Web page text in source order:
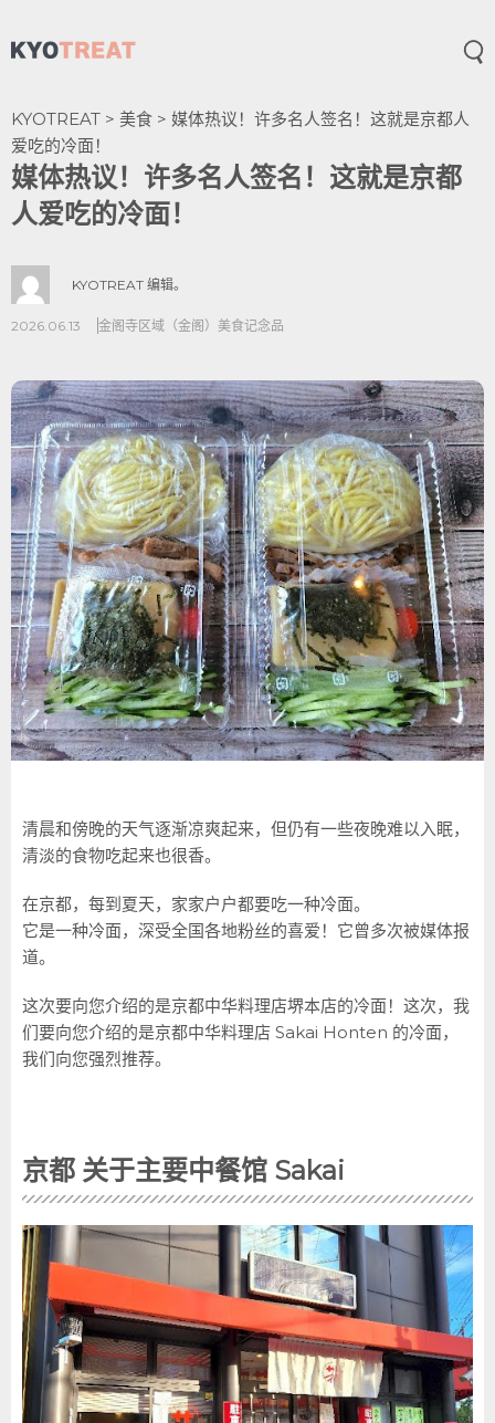
打
KYOTREAT > 美食 > 媒体热议！许多名人签名！这就是京都人
爱吃的冷面！
媒体热议！许多名人签名！这就是京都
人爱吃的冷面！
KYOTREAT 编辑。
2026.06.13 金阁寺区域（金阁） 美食记念品
清晨和傍晚的天气逐渐凉爽起来，但仍有一些夜晚难以入眠，
清淡的食物吃起来也很香。
在京都，每到夏天，家家户户都要吃一种冷面。
它是一种冷面，深受全国各地粉丝的喜爱！它曾多次被媒体报
道。
这次要向您介绍的是京都中华料理店堺本店的冷面！这次，我
们要向您介绍的是京都中华料理店 Sakai Honten 的冷面，
我们向您强烈推荐。
京都 关于主要中餐馆 Sakai